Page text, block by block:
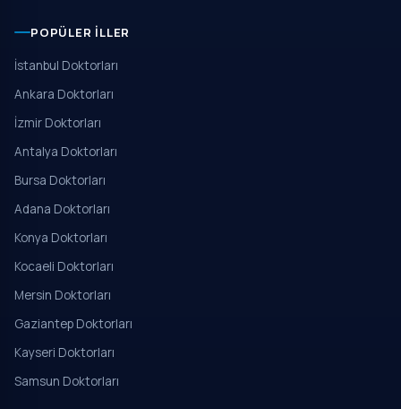
POPÜLER İLLER
İstanbul Doktorları
Ankara Doktorları
İzmir Doktorları
Antalya Doktorları
Bursa Doktorları
Adana Doktorları
Konya Doktorları
Kocaeli Doktorları
Mersin Doktorları
Gaziantep Doktorları
Kayseri Doktorları
Samsun Doktorları